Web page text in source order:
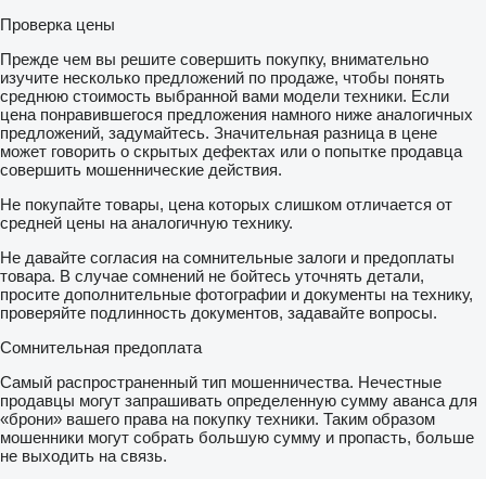
Проверка цены
Прежде чем вы решите совершить покупку, внимательно
изучите несколько предложений по продаже, чтобы понять
среднюю стоимость выбранной вами модели техники. Если
цена понравившегося предложения намного ниже аналогичных
предложений, задумайтесь. Значительная разница в цене
может говорить о скрытых дефектах или о попытке продавца
совершить мошеннические действия.
Не покупайте товары, цена которых слишком отличается от
средней цены на аналогичную технику.
Не давайте согласия на сомнительные залоги и предоплаты
товара. В случае сомнений не бойтесь уточнять детали,
просите дополнительные фотографии и документы на технику,
проверяйте подлинность документов, задавайте вопросы.
Сомнительная предоплата
Самый распространенный тип мошенничества. Нечестные
продавцы могут запрашивать определенную сумму аванса для
«брони» вашего права на покупку техники. Таким образом
мошенники могут собрать большую сумму и пропасть, больше
не выходить на связь.